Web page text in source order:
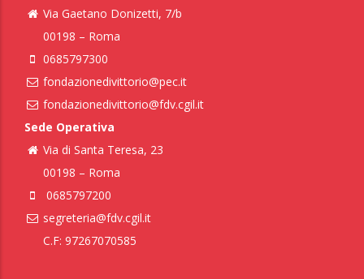
Via Gaetano Donizetti, 7/b
00198 – Roma
0685797300
fondazionedivittorio@pec.it
fondazionedivittorio@fdv.cgil.it
Sede Operativa
Via di Santa Teresa, 23
00198 – Roma
0685797200
segreteria@fdv.cgil.it
C.F: 97267070585